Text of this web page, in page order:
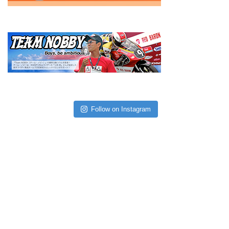
Follow on Instagram